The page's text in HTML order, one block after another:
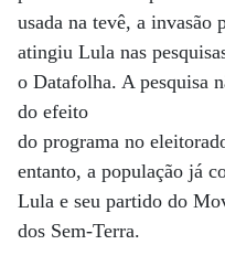
usada na tevê, a
atingiu Lula nas
o Datafolha. A pesquisa
do efeito
do programa no
entanto, a população já
Lula e seu partido do
dos Sem-Terra.